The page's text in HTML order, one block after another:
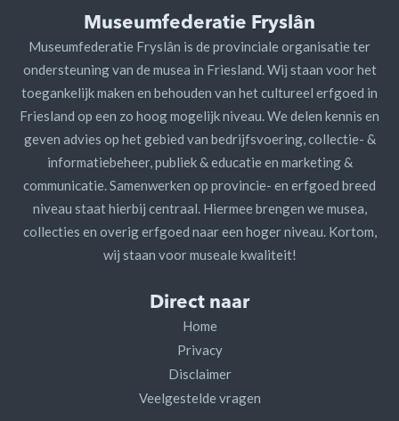
Museumfederatie Fryslân
Museumfederatie Fryslân is de provinciale organisatie ter
ondersteuning van de musea in Friesland. Wij staan voor het
toegankelijk maken en behouden van het cultureel erfgoed in
Friesland op een zo hoog mogelijk niveau. We delen kennis en
geven advies op het gebied van bedrijfsvoering, collectie- &
informatiebeheer, publiek & educatie en marketing &
communicatie. Samenwerken op provincie- en erfgoed breed
niveau staat hierbij centraal. Hiermee brengen we musea,
collecties en overig erfgoed naar een hoger niveau. Kortom,
wij staan voor museale kwaliteit!
Direct naar
Home
Privacy
Disclaimer
Veelgestelde vragen